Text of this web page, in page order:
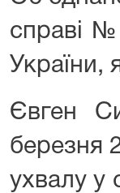
справі
України,
Євген
березня
ухвалу у